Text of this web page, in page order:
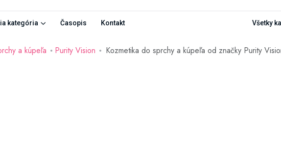
kategória Časopis Kontakt Všetky
a kúpeľa Purity Vision Kozmetika do sprchy a kúpeľa od značky Purity